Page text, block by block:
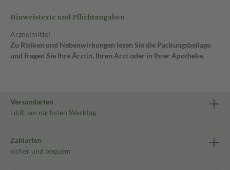
Hinweistexte und Pflichtangaben
Arzneimittel
Zu Risiken und Nebenwirkungen lesen Sie die Packungsbeilage
und fragen Sie Ihre Ärztin, Ihren Arzt oder in Ihrer Apotheke.
Versandarten
i.d.R. am nächsten Werktag
Zahlarten
sicher und bequem